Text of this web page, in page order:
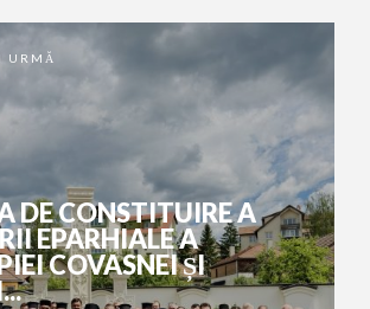
URMĂ
DE CONSTITUIRE A
EPARHIALE A
COVASNEI ȘI